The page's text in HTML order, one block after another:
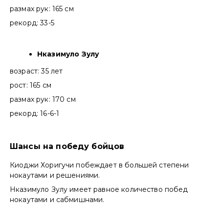
размах рук: 165 см
рекорд: 33-5
Нказимуло Зулу
возраст: 35 лет
рост: 165 см
размах рук: 170 см
рекорд: 16-6-1
Шансы на победу бойцов
Киоджи Хоригучи побеждает в большей степени
нокаутами и решениями.
Нказимуло Зулу имеет равное количество побед
нокаутами и сабмишнами.